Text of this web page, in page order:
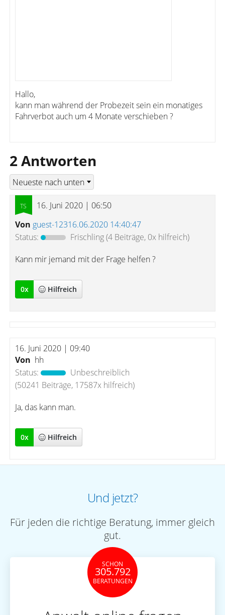
Hallo,
kann man während der Probezeit sein ein monatiges
Fahrverbot auch um 4 Monate verschieben ?
2 Antworten
16. Juni 2020 | 06:50
Von guest-12316.06.2020 14:40:47
Status:
Frischling(4 Beiträge, 0x hilfreich)
Kann mir jemand mit der Frage helfen ?
0x Hilfreich
16. Juni 2020 | 09:40
Von hh
Status:
Unbeschreiblich
(50241 Beiträge, 17587x hilfreich)
Ja, das kann man.
0x Hilfreich
Und jetzt?
Für jeden die richtige Beratung, immer gleich
gut.
SCHON
305.792
BERATUNGEN